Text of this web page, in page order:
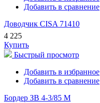
Добавить в сравнение
Доводчик CISA 71410
4 225
Купить
Быстрый просмотр
Добавить в избранное
Добавить в сравнение
Бордер ЗВ 4-3/85 М